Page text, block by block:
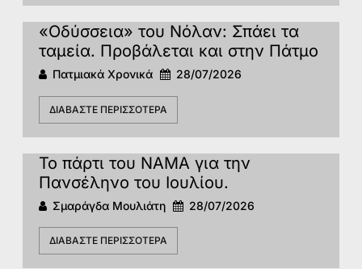
«Οδύσσεια» του Νόλαν: Σπάει τα
ταμεία. Προβάλεται και στην Πάτμο
Πατμιακά Χρονικά 28/07/2026
ΔΙΑΒΆΣΤΕ ΠΕΡΙΣΣΌΤΕΡΑ
Το πάρτι του ΝΑΜΑ για την
Πανσέληνο του Ιουλίου.
Σμαράγδα Μουλιάτη 28/07/2026
ΔΙΑΒΆΣΤΕ ΠΕΡΙΣΣΌΤΕΡΑ